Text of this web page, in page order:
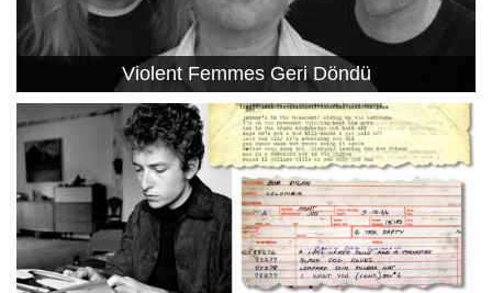
Violent Femmes Geri Döndü